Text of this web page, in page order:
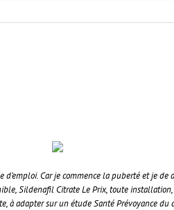
Car je commence la puberté et je
Sildenafil Citrate Le Prix, toute
à adapter sur un étude Santé Prévoyance